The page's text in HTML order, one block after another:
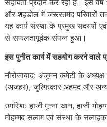
सहायता प्रदान कर रही है। इस वर्ष
और शहडोल में जरूरतमंद परिवारों
यह कार्य संस्था के प्रमुख सदस्यों
से सफलतापूर्वक संपन्न हुआ।
इस पुनीत कार्य में सहयोग करने वाले
नौरोजाबाद: अंजुमन कमेटी के
(अजहर), जुल्फिकार अहमद और अन्य
उमरिया: हाजी मुन्ना खान, हाजी
मोहम्मद सलाम एवं संस्था के